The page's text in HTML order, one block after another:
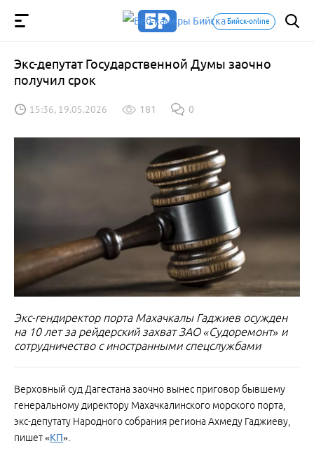
Бийск-online
Экс-депутат Государственной Думы заочно
получил срок
15:36, 19.05.2026 181 0
Экс-гендиректор порта Махачкалы Гаджиев осужден
на 10 лет за рейдерский захват ЗАО «Судоремонт» и
сотрудничество с иностранными спецслужбами
Верховный суд Дагестана заочно вынес приговор бывшему
генеральному директору Махачкалинского морского порта,
экс-депутату Народного собрания региона Ахмеду Гаджиеву,
пишет «КП».